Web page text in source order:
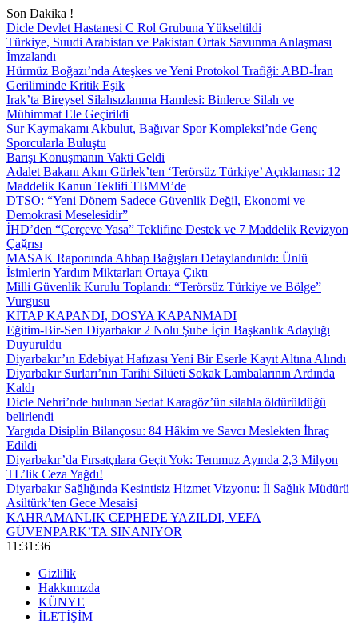
Son Dakika !
Dicle Devlet Hastanesi C Rol Grubuna Yükseltildi
Türkiye, Suudi Arabistan ve Pakistan Ortak Savunma Anlaşması
İmzalandı
Hürmüz Boğazı’nda Ateşkes ve Yeni Protokol Trafiği: ABD-İran
Geriliminde Kritik Eşik
Irak’ta Bireysel Silahsızlanma Hamlesi: Binlerce Silah ve
Mühimmat Ele Geçirildi
Sur Kaymakamı Akbulut, Bağıvar Spor Kompleksi’nde Genç
Sporcularla Buluştu
Barışı Konuşmanın Vakti Geldi
Adalet Bakanı Akın Gürlek’ten ‘Terörsüz Türkiye’ Açıklaması: 12
Maddelik Kanun Teklifi TBMM’de
DTSO: “Yeni Dönem Sadece Güvenlik Değil, Ekonomi ve
Demokrasi Meselesidir”
İHD’den “Çerçeve Yasa” Teklifine Destek ve 7 Maddelik Revizyon
Çağrısı
MASAK Raporunda Ahbap Bağışları Detaylandırıldı: Ünlü
İsimlerin Yardım Miktarları Ortaya Çıktı
Milli Güvenlik Kurulu Toplandı: “Terörsüz Türkiye ve Bölge”
Vurgusu
KİTAP KAPANDI, DOSYA KAPANMADI
Eğitim-Bir-Sen Diyarbakır 2 Nolu Şube İçin Başkanlık Adaylığı
Duyuruldu
Diyarbakır’ın Edebiyat Hafızası Yeni Bir Eserle Kayıt Altına Alındı
Diyarbakır Surları’nın Tarihi Silüeti Sokak Lambalarının Ardında
Kaldı
Dicle Nehri’nde bulunan Sedat Karagöz’ün silahla öldürüldüğü
belirlendi
Yargıda Disiplin Bilançosu: 84 Hâkim ve Savcı Meslekten İhraç
Edildi
Diyarbakır’da Fırsatçılara Geçit Yok: Temmuz Ayında 2,3 Milyon
TL’lik Ceza Yağdı!
Diyarbakır Sağlığında Kesintisiz Hizmet Vizyonu: İl Sağlık Müdürü
Asiltürk’ten Gece Mesaisi
KAHRAMANLIK CEPHEDE YAZILDI, VEFA
GÜVENPARK’TA SINANIYOR
11:31:37
Gizlilik
Hakkımızda
KÜNYE
İLETİŞİM